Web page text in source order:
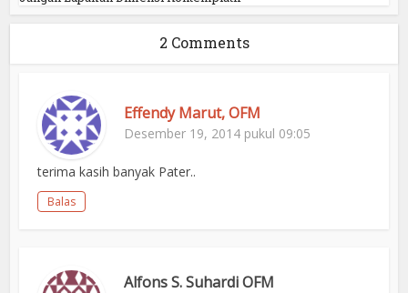
2 Comments
Effendy Marut, OFM
Desember 19, 2014 pukul 09:05
terima kasih banyak Pater..
Balas
Alfons S. Suhardi OFM